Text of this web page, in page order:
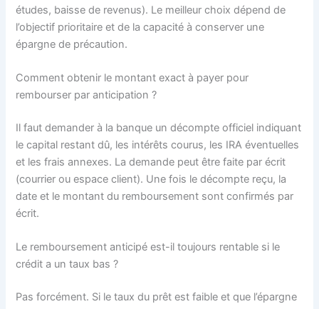
études, baisse de revenus). Le meilleur choix dépend de
l’objectif prioritaire et de la capacité à conserver une
épargne de précaution.
Comment obtenir le montant exact à payer pour
rembourser par anticipation ?
Il faut demander à la banque un décompte officiel indiquant
le capital restant dû, les intérêts courus, les IRA éventuelles
et les frais annexes. La demande peut être faite par écrit
(courrier ou espace client). Une fois le décompte reçu, la
date et le montant du remboursement sont confirmés par
écrit.
Le remboursement anticipé est-il toujours rentable si le
crédit a un taux bas ?
Pas forcément. Si le taux du prêt est faible et que l’épargne